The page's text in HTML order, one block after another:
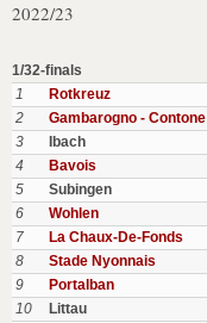
2022/23
1/32-finals
1
Rotkreuz
2
Gambarogno - Contone
3
Ibach
4
Bavois
5
Subingen
6
Wohlen
7
La Chaux-De-Fonds
8
Stade Nyonnais
9
Portalban
10
Littau